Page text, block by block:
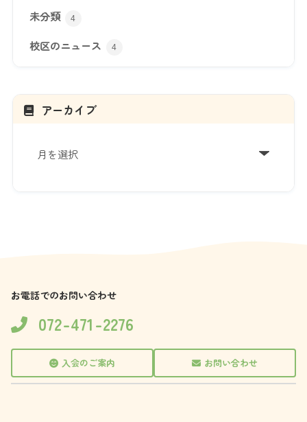
未分類 4
校区のニュース 4
アーカイブ
ア
お電話でのお問い合わせ
072-471-2276
入会のご案内 お問い合わせ